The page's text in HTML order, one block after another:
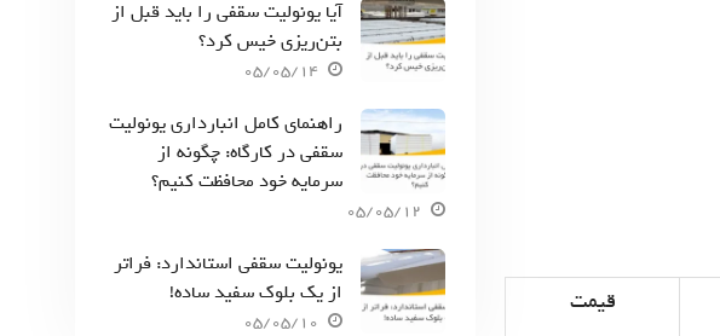
قیمت
آیا یونولیت سقفی را باید قبل از
بتن‌ریزی خیس کرد؟
05/05/14
راهنمای کامل انبارداری یونولیت
سقفی در کارگاه: چگونه از
سرمایه خود محافظت کنیم؟
05/05/12
یونولیت سقفی استاندارد: فراتر
از یک بلوک سفید ساده!
05/05/10